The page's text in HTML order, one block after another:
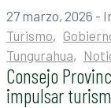
27 marzo, 2026 -
Turismo‚
Tungurahua‚
Consejo
impulsar